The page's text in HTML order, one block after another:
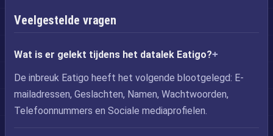
Veelgestelde vragen
Wat is er gelekt tijdens het datalek Eatigo?
De inbreuk Eatigo heeft het volgende blootgelegd: E-
mailadressen, Geslachten, Namen, Wachtwoorden,
Telefoonnummers en Sociale mediaprofielen.